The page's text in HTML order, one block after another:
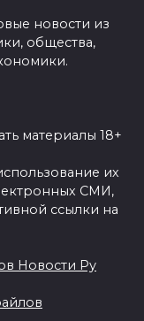
новости из
общества,
материалы 18+
их
СМИ,
ссылки на
Новости Ру